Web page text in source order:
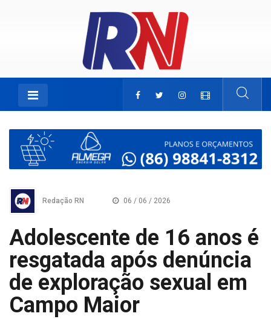
Redação RN 06 / 06 / 2026
Adolescente de 16 anos é
resgatada após denúncia
de exploração sexual em
Campo Maior